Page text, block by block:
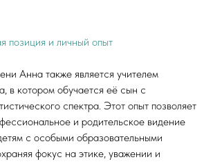
позиция и личный опыт
Анна также является учителем
в котором обучается её сын с
спектра. Этот опыт позволяет
и родительское видение
с особыми образовательными
фокус на этике, уважении и